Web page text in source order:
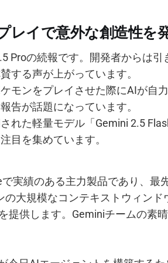
レイで意外な創造性を
Proの続報です。開発者からは引
する声が上がっています。
モンをプレイさせた際にAIが自
告が話題になっています。
れた軽量モデル「Gemini 2.5
目を集めています。
実績のある主力製品であり、最
大規模なコンテキストウィンド
提供します。Geminiチームの素